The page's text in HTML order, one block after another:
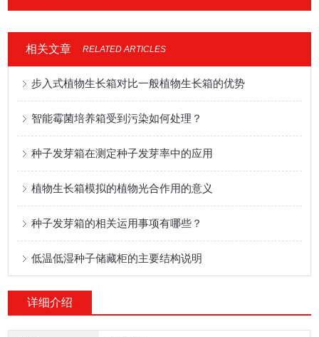
相关文章 RELATED ARTICLES
步入式植物生长箱对比一般植物生长箱的优势
智能霉菌培养箱受到污染如何处理？
种子发芽箱在测定种子发芽率中的应用
植物生长箱模拟的植物光合作用的意义
种子发芽箱的相关运用事项有哪些？
低温低湿种子储藏柜的主要结构说明
详细介绍